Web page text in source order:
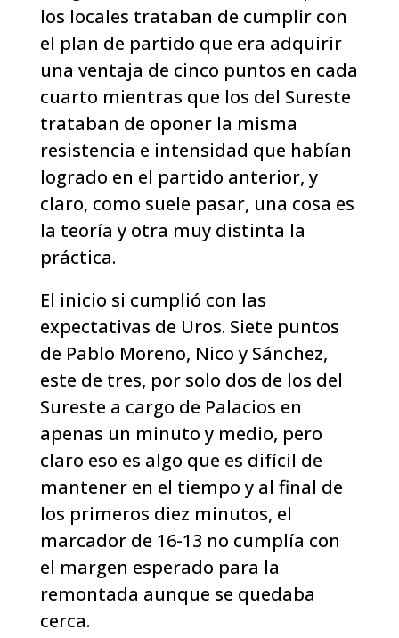
los locales trataban de cumplir con
el plan de partido que era adquirir
una ventaja de cinco puntos en cada
cuarto mientras que los del Sureste
trataban de oponer la misma
resistencia e intensidad que habían
logrado en el partido anterior, y
claro, como suele pasar, una cosa es
la teoría y otra muy distinta la
práctica.
El inicio si cumplió con las
expectativas de Uros. Siete puntos
de Pablo Moreno, Nico y Sánchez,
este de tres, por solo dos de los del
Sureste a cargo de Palacios en
apenas un minuto y medio, pero
claro eso es algo que es difícil de
mantener en el tiempo y al final de
los primeros diez minutos, el
marcador de 16-13 no cumplía con
el margen esperado para la
remontada aunque se quedaba
cerca.